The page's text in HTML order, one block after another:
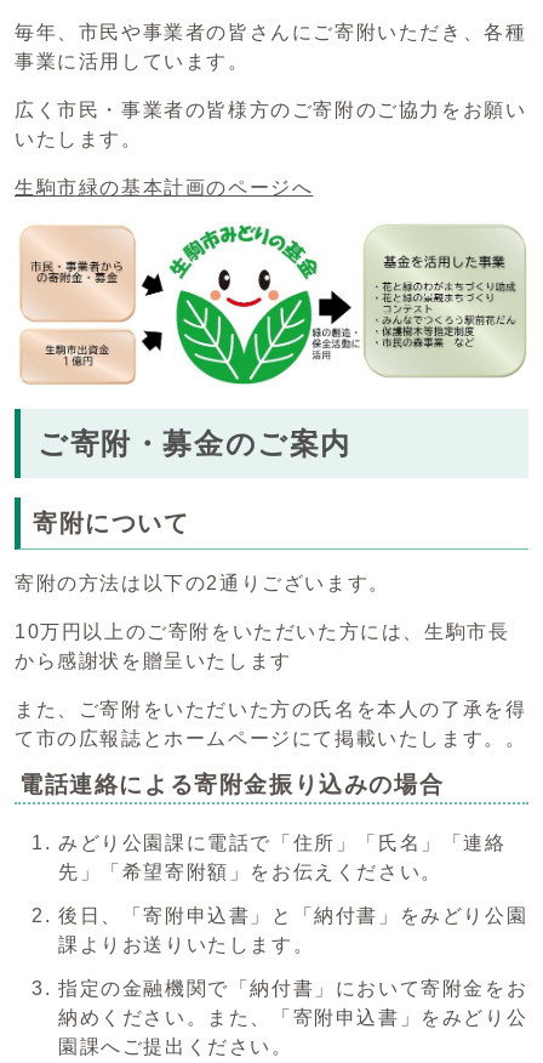
毎年、市民や事業者の皆さんにご寄附いただき、各種
事業に活用しています。
広く市民・事業者の皆様方のご寄附のご協力をお願い
いたします。
生駒市緑の基本計画のページへ
ご寄附・募金のご案内
寄附について
寄附の方法は以下の2通りございます。
10万円以上のご寄附をいただいた方には、生駒市長
から感謝状を贈呈いたします
また、ご寄附をいただいた方の氏名を本人の了承を得
て市の広報誌とホームページにて掲載いたします。。
電話連絡による寄附金振り込みの場合
みどり公園課に電話で「住所」「氏名」「連絡
先」「希望寄附額」をお伝えください。
後日、「寄附申込書」と「納付書」をみどり公園
課よりお送りいたします。
指定の金融機関で「納付書」において寄附金をお
納めください。また、「寄附申込書」をみどり公
園課へご提出ください。